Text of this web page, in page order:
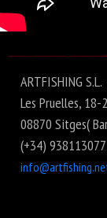
ARTFISHING S.L.
Les Pruelles, 18-
08870 Sitges(
(+34)